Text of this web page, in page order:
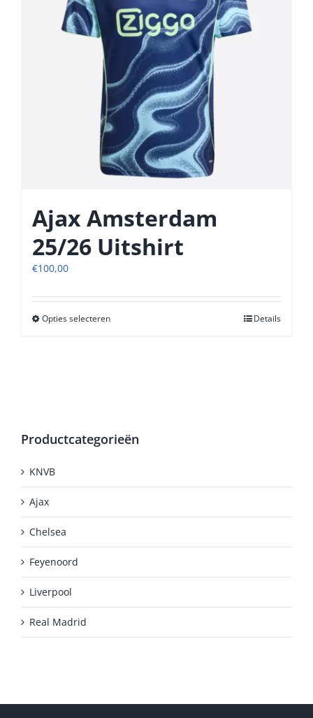
gekozen
worden
productpagina
Ajax Amsterdam
25/26 Uitshirt
€100,00
Opties selecterenDit
gekozen
de
Details
Productcategorieën
KNVB
Ajax
Chelsea
Feyenoord
Liverpool
Real Madrid